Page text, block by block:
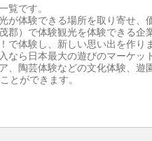
覧です。
が体験できる場所を取り寄せ
郡）で体験観光を体験できる企
体験し、新しい思い出を作り
ら日本最大の遊びのマーケッ
、陶芸体験などの文化体験、
とができます。